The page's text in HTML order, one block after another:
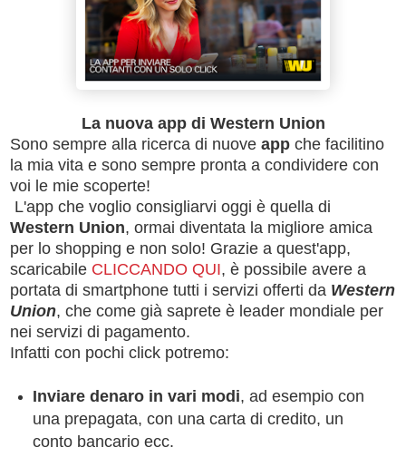
La nuova app di Western Union
Sono sempre alla ricerca di nuove app che facilitino
la mia vita e sono sempre pronta a condividere con
voi le mie scoperte!
L'app che voglio consigliarvi oggi è quella di
Western Union, ormai diventata la migliore amica
per lo shopping e non solo! Grazie a quest'app,
scaricabile CLICCANDO QUI, è possibile avere a
portata di smartphone tutti i servizi offerti da Western
Union, che come già saprete è leader mondiale per
nei servizi di pagamento.
Infatti con pochi click potremo:
Inviare denaro in vari modi, ad esempio con
una prepagata, con una carta di credito, un
conto bancario ecc.